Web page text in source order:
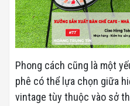
Phong cách cũng là một
phê có thể lựa chọn giữa
vintage tùy thuộc vào sở